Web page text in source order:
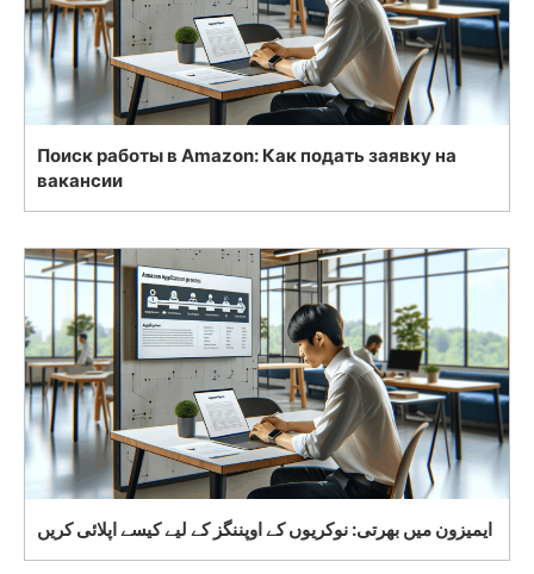
Поиск работы в Amazon: Как подать заявку на
вакансии
ایمیزون میں بھرتی: نوکریوں کے اوپننگز کے لیے کیسے اپلائی کریں